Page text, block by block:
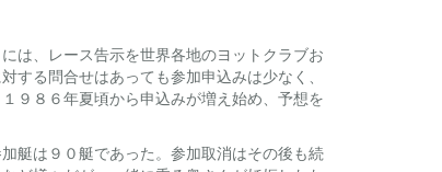
は、レース告示を世界各地のヨットクラブお
る問合せはあっても参加申込みは少なく、
９８６年夏頃から申込みが増え始め、予想を
艇は９０艇であった。参加取消はその後も続